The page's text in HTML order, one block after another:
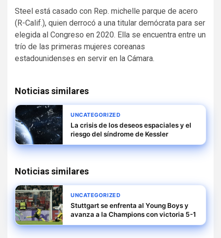
Steel está casado con Rep. michelle parque de acero
(R-Calif.), quien derrocó a una titular demócrata para ser
elegida al Congreso en 2020. Ella se encuentra entre un
trío de las primeras mujeres coreanas
estadounidenses en servir en la Cámara.
Noticias similares
UNCATEGORIZED
La crisis de los deseos espaciales y el
riesgo del síndrome de Kessler
Noticias similares
UNCATEGORIZED
Stuttgart se enfrenta al Young Boys y
avanza a la Champions con victoria 5-1